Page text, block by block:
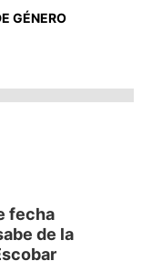
GÉNERO
fecha
de la